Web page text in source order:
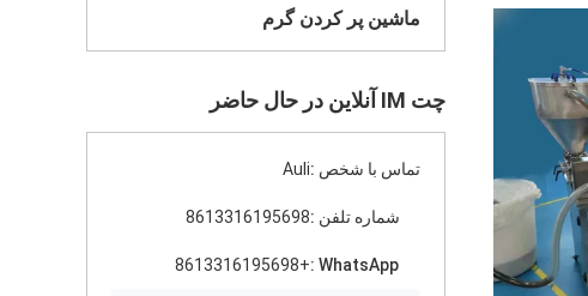
ماشین پر کردن گرم
چت IM آنلاین در حال حاضر
تماس با شخص :Auli
شماره تلفن :8613316195698
WhatsApp :
+8613316195698